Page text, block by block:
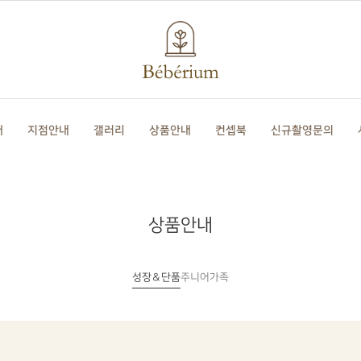
지점안내 갤러리 상품안내 컨셉북 신규촬영문의
상품안내
성장＆단품주니어 가족